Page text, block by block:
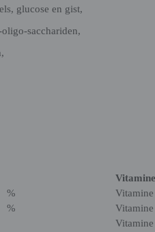
glucose en gist,
sacchariden,
%
%